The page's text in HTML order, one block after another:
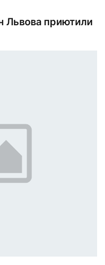
Львова приютили